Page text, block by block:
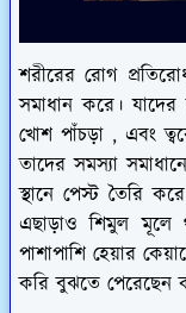
শরীরের রোগ
সমাধান করে।
খোশ পাঁচড়া , এবং
তাদের সমস্যা
স্থানে পেস্ট তৈরি
এছাড়াও শিমুল মূলে
পাশাপাশি হেয়ার
করি বুঝতে পেরেছেন